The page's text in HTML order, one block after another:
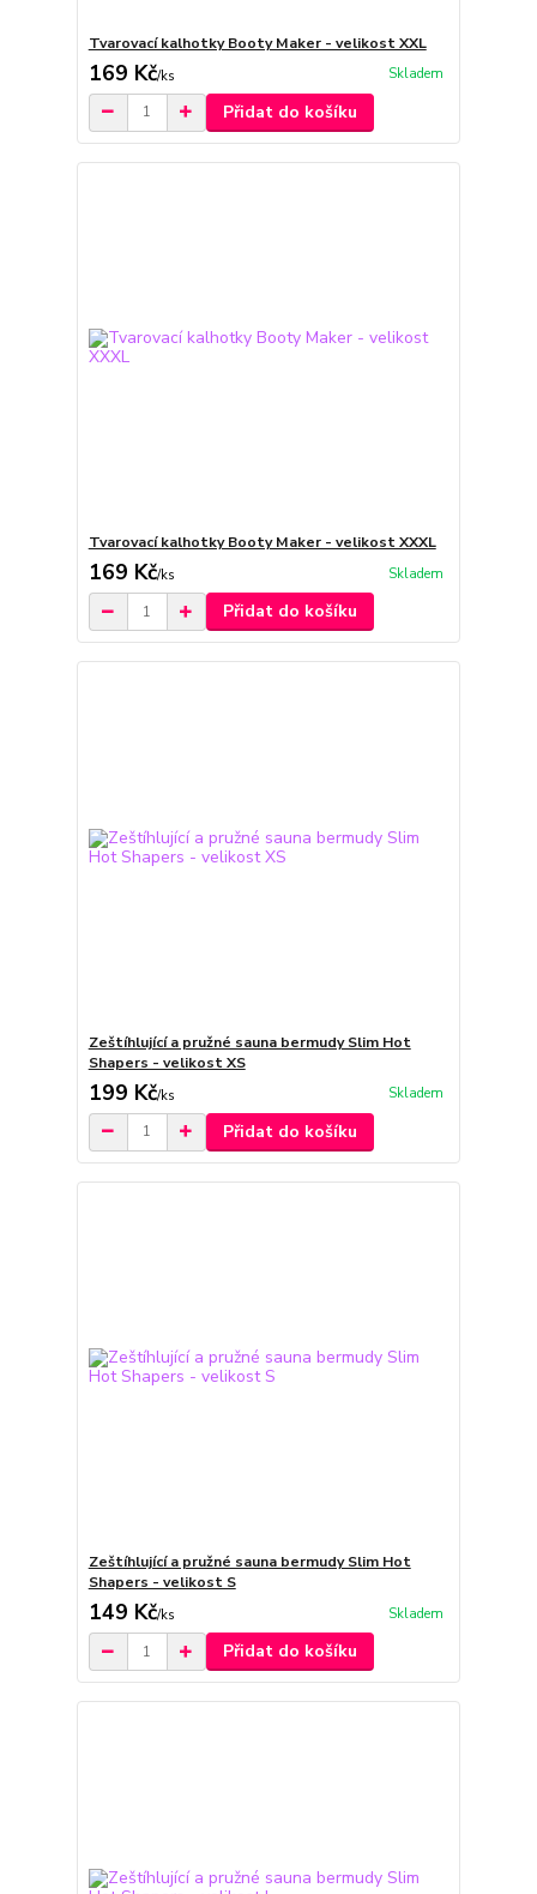
Tvarovací kalhotky Booty Maker - velikost XXL
169 Kč/ks Skladem
Přidat do košíku
Tvarovací kalhotky Booty Maker - velikost XXXL
169 Kč/ks Skladem
Přidat do košíku
Zeštíhlující a pružné sauna bermudy Slim Hot
Shapers - velikost XS
199 Kč/ks Skladem
Přidat do košíku
Zeštíhlující a pružné sauna bermudy Slim Hot
Shapers - velikost S
149 Kč/ks Skladem
Přidat do košíku